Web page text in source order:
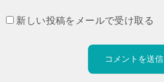
新しい投稿をメールで受け取る